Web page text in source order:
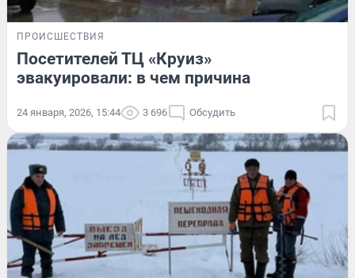
ПРОИСШЕСТВИЯ
Посетителей ТЦ «Круиз»
эвакуировали: в чем причина
24 января, 2026, 15:44 3 696 Обсудить